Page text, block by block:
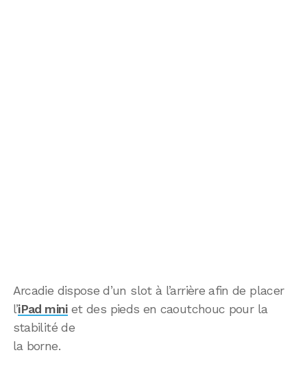
Arcadie dispose d’un slot à l’arrière afin de placer
l’iPad miniet des pieds en caoutchouc pour la
stabilité de
la borne.